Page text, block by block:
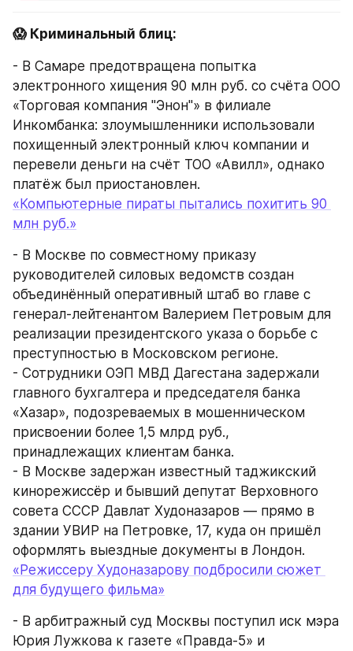
😱 Криминальный блиц:
- В Самаре предотвращена попытка
электронного хищения 90 млн руб. со счёта ООО
«Торговая компания "Энон"» в филиале
Инкомбанка: злоумышленники использовали
похищенный электронный ключ компании и
перевели деньги на счёт ТОО «Авилл», однако
платёж был приостановлен.
«Компьютерные пираты пытались похитить 90
млн руб.»
- В Москве по совместному приказу
руководителей силовых ведомств создан
объединённый оперативный штаб во главе с
генерал-лейтенантом Валерием Петровым для
реализации президентского указа о борьбе с
преступностью в Московском регионе.
- Сотрудники ОЭП МВД Дагестана задержали
главного бухгалтера и председателя банка
«Хазар», подозреваемых в мошенническом
присвоении более 1,5 млрд руб.,
принадлежащих клиентам банка.
- В Москве задержан известный таджикский
кинорежиссёр и бывший депутат Верховного
совета СССР Давлат Худоназаров — прямо в
здании УВИР на Петровке, 17, куда он пришёл
оформлять выездные документы в Лондон.
«Режиссеру Худоназарову подбросили сюжет
для будущего фильма»
- В арбитражный суд Москвы поступил иск мэра
Юрия Лужкова к газете «Правда-5» и